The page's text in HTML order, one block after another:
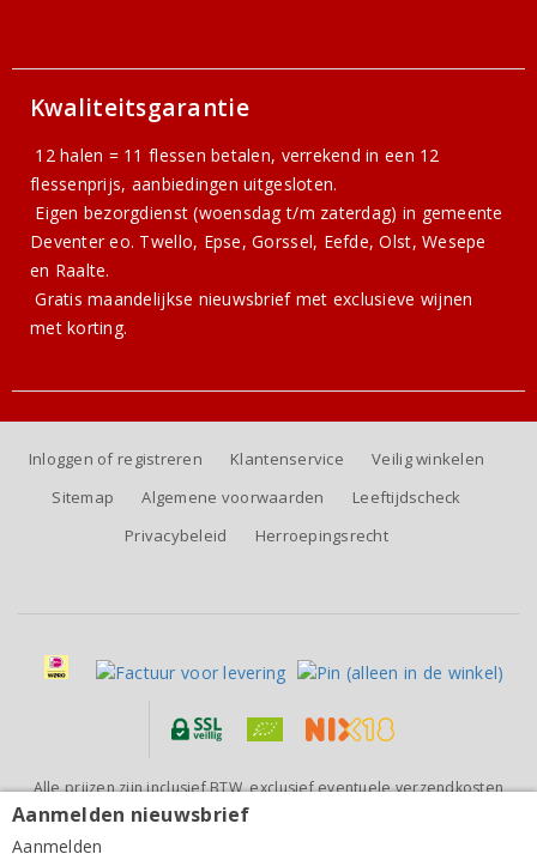
Cantina Tollo Montepulciano d'Abruzzo Mo Riserva
Kwaliteitsgarantie
12 halen = 11 flessen betalen, verrekend in een 12
flessenprijs, aanbiedingen uitgesloten.
Eigen bezorgdienst (woensdag t/m zaterdag) in gemeente
Deventer eo. Twello, Epse, Gorssel, Eefde, Olst, Wesepe
en Raalte.
Gratismaandelijkse nieuwsbriefmet exclusieve wijnen
met korting.
Inloggen of registreren Klantenservice
Veilig winkelen
Sitemap
Algemene voorwaarden
Leeftijdscheck
Privacybeleid
Herroepingsrecht
Alle prijzen zijn inclusief BTW, exclusief eventuele verzendkosten
(voor orders tot 6 flessen)
Aanmelden nieuwsbrief
Aanmelden